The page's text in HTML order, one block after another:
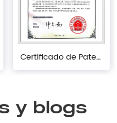
Certificado de Patente Práctica
y blogs